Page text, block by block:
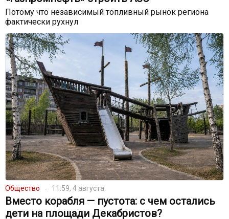
Потому что независимый топливный рынок региона
фактически рухнул
Общество 11:59, 4 августа
Вместо корабля — пустота: с чем остались
дети на площади Декабристов?